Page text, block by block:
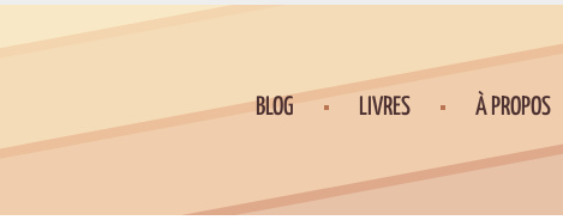
BLOG LIVRES À PROPOS